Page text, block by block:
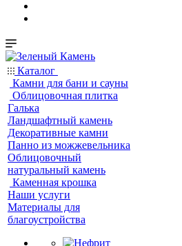
Каталог
Камни для бани и сауны
Облицовочная плитка
Галька
Ландшафтный камень
Декоративные камни
Панно из можжевельника
Облицовочный
натуральный камень
Каменная крошка
Наши услуги
Материалы для
благоустройства